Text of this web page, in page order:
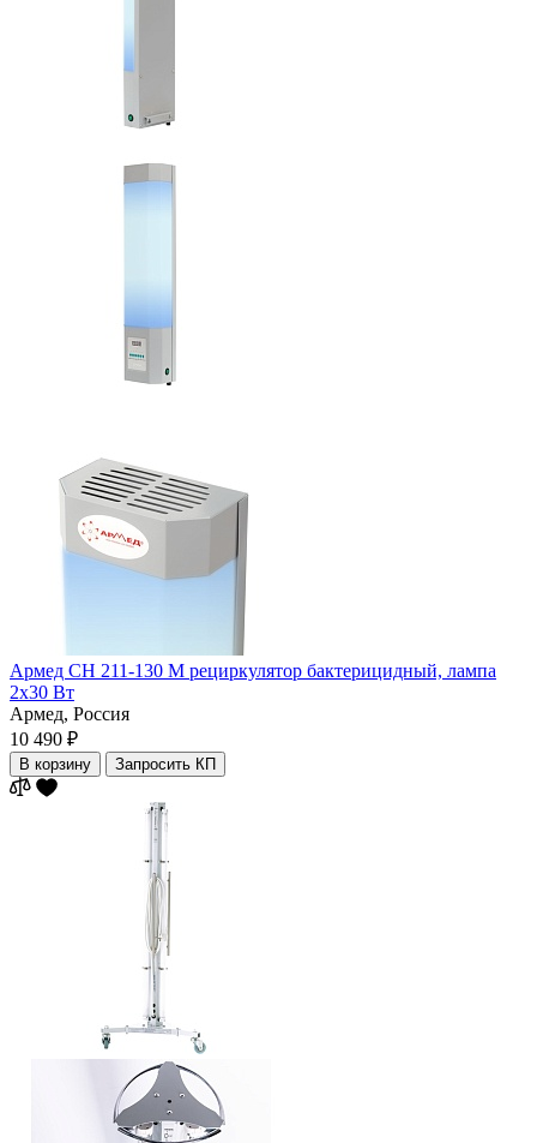
Армед СН 211-130 М рециркулятор бактерицидный, лампа
2х30 Вт
Армед, Россия
10 490 ₽
В корзину Запросить КП